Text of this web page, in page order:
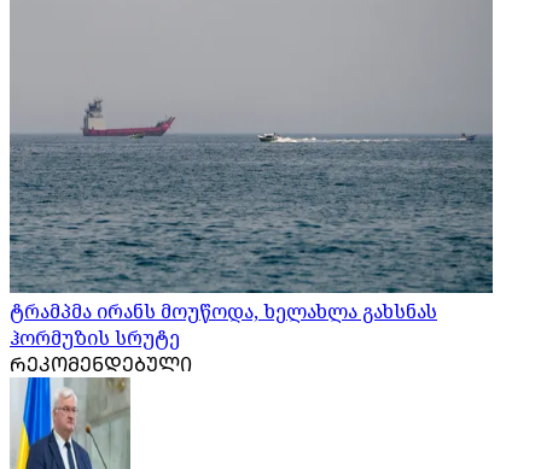
ტრამპმა ირანს მოუწოდა, ხელახლა გახსნას
ჰორმუზის სრუტე
ᲠᲔᲙᲝᲛᲔᲜᲓᲔᲑᲣᲚᲘ